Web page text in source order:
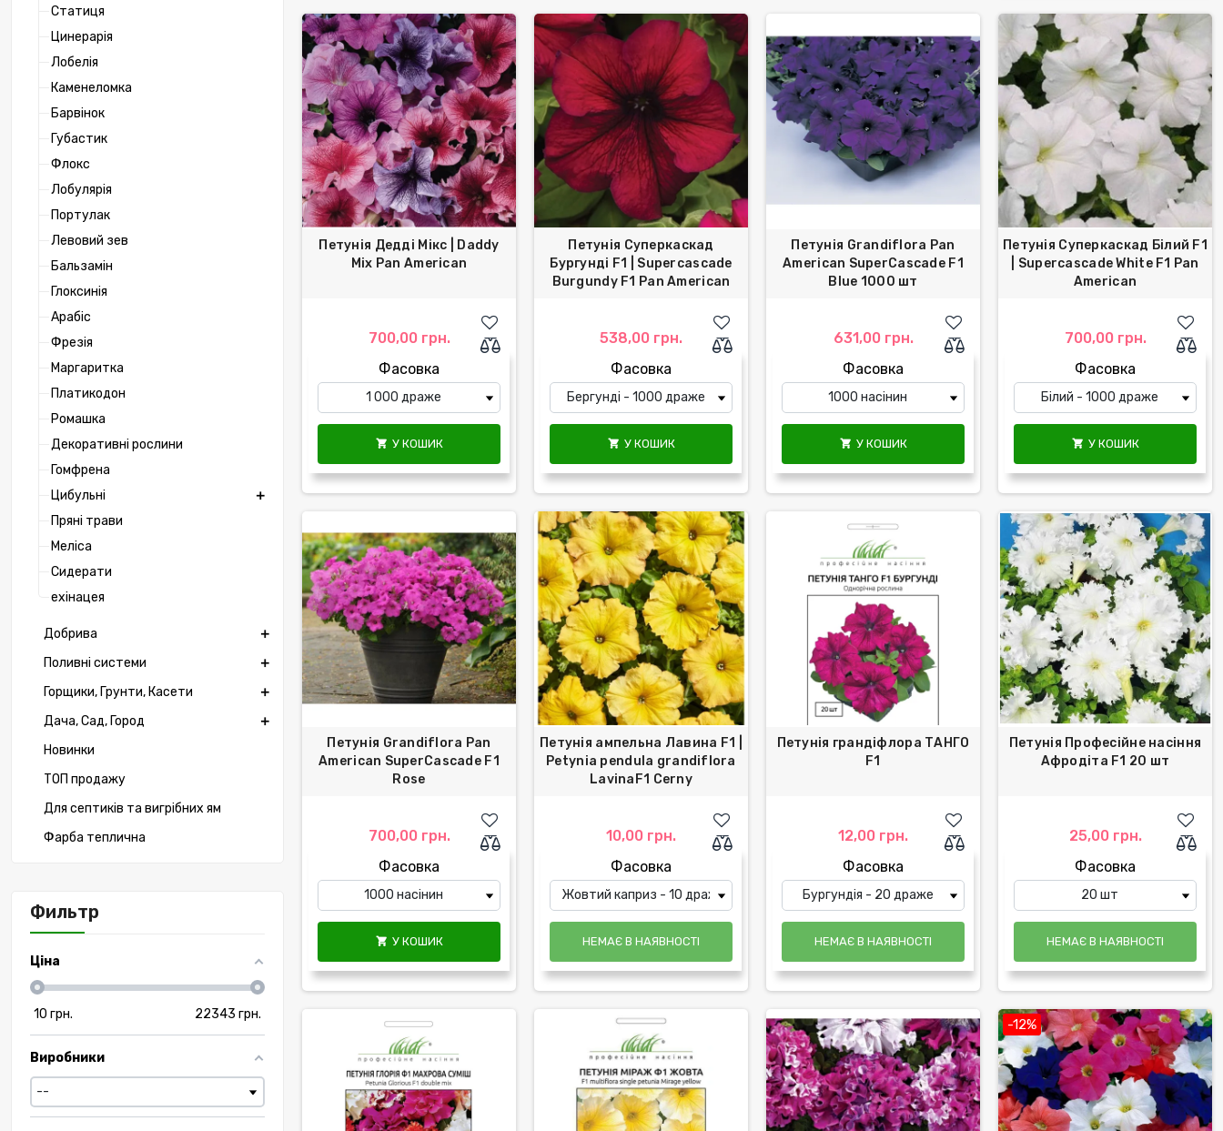
Статиця
Цинерарія
Лобелія
Каменеломка
Барвінок
Губастик
Флокс
Лобулярія
Портулак
Левовий зев
Бальзамін
Глоксинія
Арабіс
Фрезія
Маргаритка
Платикодон
Ромашка
Декоративні рослини
Гомфрена
Цибульні
Пряні трави
Меліса
Сидерати
ехінацея
Добрива
Поливні системи
Горщики, Грунти, Касети
Дача, Сад, Город
Новинки
ТОП продажу
Для септиків та вигрібних ям
Фарба теплична
Фильтр
Ціна
10 грн. 22343 грн.
Виробники
Петунія Дедді Мікс | Daddy
Mix Pan American
700,00 грн.
Фасовка
 У КОШИК
Петунія Суперкаскад
Бургунді F1 | Superсascade
Burgundy F1 Pan American
538,00 грн.
Фасовка
 У КОШИК
Петунія Grandiflora Pan
American SuperCascade F1
Blue 1000 шт
631,00 грн.
Фасовка
 У КОШИК
Петунія Суперкаскад Білий F1
| Superсascade White F1 Pan
American
700,00 грн.
Фасовка
 У КОШИК
Петунія Grandiflora Pan
American SuperCascade F1
Rose
700,00 грн.
Фасовка
 У КОШИК
Петунія ампельна Лавина F1 |
Petynia pendula grandiflora
LavinaF1 Cerny
10,00 грн.
Фасовка
НЕМАЄ В НАЯВНОСТІ
Петунія грандіфлора ТАНГО
F1
12,00 грн.
Фасовка
НЕМАЄ В НАЯВНОСТІ
Петунія Професійне насіння
Афродіта F1 20 шт
25,00 грн.
Фасовка
НЕМАЄ В НАЯВНОСТІ
-12%